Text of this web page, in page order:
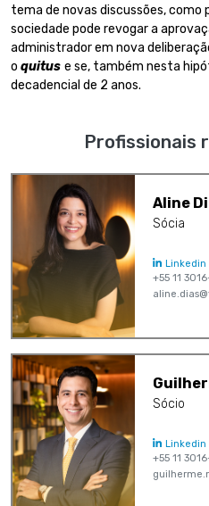
tema de novas discussões, como
sociedade pode revogar a
administrador em nova
o quitus e se, também nesta
decadencial de 2 anos.
Profissionais
Aline
Sócia
Linkedin
+55 11
Sócio
Linkedin
+55 11